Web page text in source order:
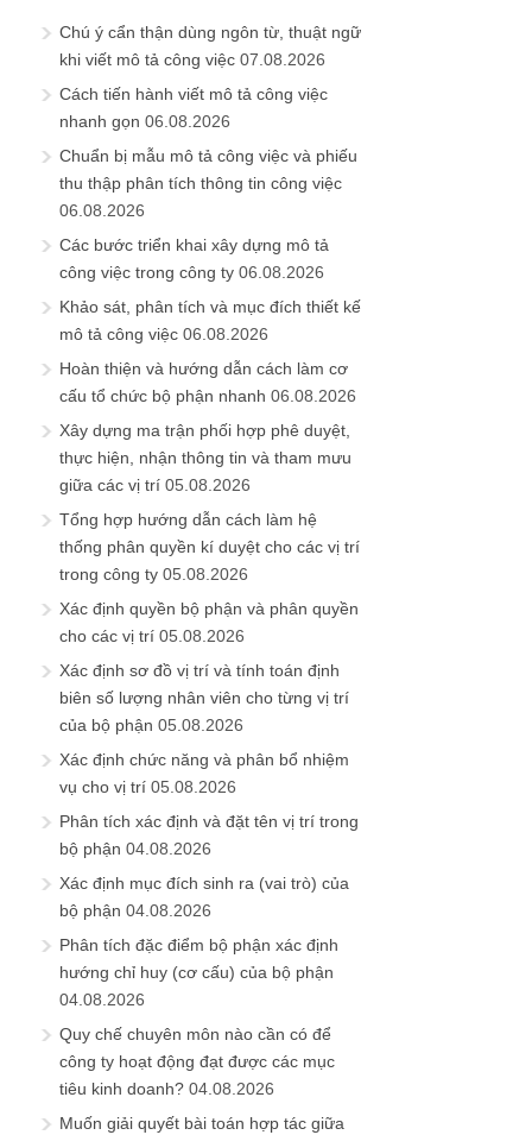
Chú ý cẩn thận dùng ngôn từ, thuật ngữ
khi viết mô tả công việc 07.08.2026
Cách tiến hành viết mô tả công việc
nhanh gọn 06.08.2026
Chuẩn bị mẫu mô tả công việc và phiếu
thu thập phân tích thông tin công việc
06.08.2026
Các bước triển khai xây dựng mô tả
công việc trong công ty 06.08.2026
Khảo sát, phân tích và mục đích thiết kế
mô tả công việc 06.08.2026
Hoàn thiện và hướng dẫn cách làm cơ
cấu tổ chức bộ phận nhanh 06.08.2026
Xây dựng ma trận phối hợp phê duyệt,
thực hiện, nhận thông tin và tham mưu
giữa các vị trí 05.08.2026
Tổng hợp hướng dẫn cách làm hệ
thống phân quyền kí duyệt cho các vị trí
trong công ty 05.08.2026
Xác định quyền bộ phận và phân quyền
cho các vị trí 05.08.2026
Xác định sơ đồ vị trí và tính toán định
biên số lượng nhân viên cho từng vị trí
của bộ phận 05.08.2026
Xác định chức năng và phân bổ nhiệm
vụ cho vị trí 05.08.2026
Phân tích xác định và đặt tên vị trí trong
bộ phận 04.08.2026
Xác định mục đích sinh ra (vai trò) của
bộ phận 04.08.2026
Phân tích đặc điểm bộ phận xác định
hướng chỉ huy (cơ cấu) của bộ phận
04.08.2026
Quy chế chuyên môn nào cần có để
công ty hoạt động đạt được các mục
tiêu kinh doanh? 04.08.2026
Muốn giải quyết bài toán hợp tác giữa